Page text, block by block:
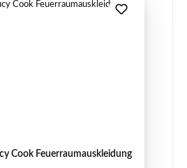
Cook Feuerraumauskleidung